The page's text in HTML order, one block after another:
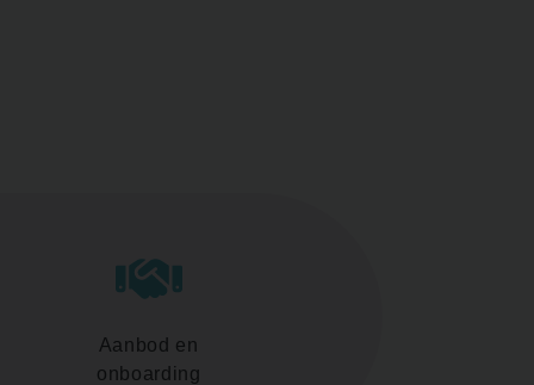
Aanbod en
onboarding